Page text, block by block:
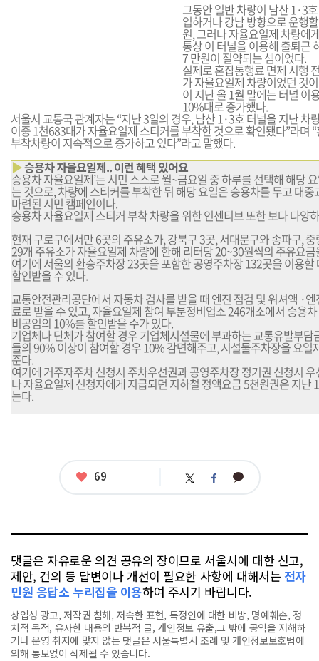
그동안 일반 차량이 남산 1·3
입하거나 강남 방향으로 운행
원, 그러나 자율요일제 차량에
통상 이 터널을 이용해 출퇴근
7 만원이 절약되는 셈이었다.
실제로 혼잡통행료 면제 시행
가 자율요일제 차량이었던 것
이 지난 올 1월 말에는 터널 이
10%대로 증가했다.
서울시 교통국 관계자는 “지난 3일의 경우, 남산 1·3호 터널을 지난 차
이중 1천683대가 자율요일제 스티커를 부착한 것으로 확인됐다”라며
부착차량이 지속적으로 증가하고 있다”라고 말했다.
▶승용차 자율요일제.. 이런 혜택 있어요
승용차 자율요일제’는 시민 스스로 월~금요일 중 하루를 선택해 해당
는 것으로, 차량에 스티커를 부착한 뒤 해당 요일은 승용차를 두고 대
마련된 시민 캠페인이다.
승용차 자율요일제 스티커 부착 차량을 위한 인센티브 또한 보다 다양
현재 구로구에서만 6곳의 주유소가, 강북구 3곳, 서대문구와 송파구,
29개 주유소가 자율요일제 차량에 한해 리터당 20~30원씩의 주유요
여기에 서울의 환승주차장 23곳을 포함한 공영주차장 132곳을 이용
할인받을 수 있다.
교통안전관리공단에서 자동차 검사를 받을 때 엔진 점검 및 워셔액 ·
료로 받을 수 있고, 자율요일제 참여 부분정비업소 246개소에서 승용
비공임의 10%를 할인받을 수가 있다.
기업체나 단체가 참여할 경우 기업체시설물에 부과하는 교통유발부담
들의 90% 이상이 참여할 경우 10% 감면해주고, 시설물주차장을 요일
준다.
여기에 거주자주차 신청시 주차우선권과 공영주차장 정기권 신청시
나 자율요일제 신청자에게 지급되던 지하철 정액요금 5천원권은 지난
는다.
좋
69 트 페 카
댓글은 자유로운 의견 공유의 장이므로 서울시에 대한 신고,
제안, 건의 등 답변이나 개선이 필요한 사항에 대해서는 전자
민원 응답소 누리집을 이용하여 주시기 바랍니다.
상업성 광고, 저작권 침해, 저속한 표현, 특정인에 대한 비방, 명예훼손, 정
치적 목적, 유사한 내용의 반복적 글, 개인정보 유출,그 밖에 공익을 저해하
거나 운영 취지에 맞지 않는 댓글은 서울특별시 조례 및 개인정보보호법에
의해 통보없이 삭제될 수 있습니다.